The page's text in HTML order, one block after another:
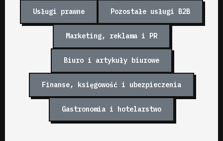
Usługi prawne Pozostałe usługi B2B
Marketing, reklama i PR
Biuro i artykuły biurowe
Finanse, księgowość i ubezpieczenia
Gastronomia i hotelarstwo